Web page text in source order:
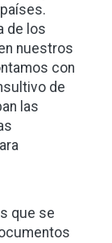
de los
nuestros
con
de
las
que se